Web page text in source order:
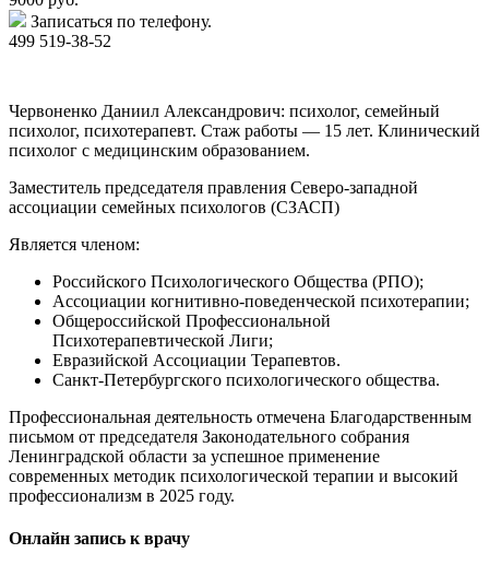
Записаться по телефону.
499 519-38-52
Червоненко Даниил Александрович: психолог, семейный
психолог, психотерапевт. Стаж работы — 15 лет. Клинический
психолог с медицинским образованием.
Заместитель председателя правления Северо-западной
ассоциации семейных психологов (СЗАСП)
Является членом:
Российского Психологического Общества (РПО);
Ассоциации когнитивно-поведенческой психотерапии;
Общероссийской Профессиональной
Психотерапевтической Лиги;
Евразийской Ассоциации Терапевтов.
Санкт-Петербургского психологического общества.
Профессиональная деятельность отмечена Благодарственным
письмом от председателя Законодательного собрания
Ленинградской области за успешное применение
современных методик психологической терапии и высокий
профессионализм в 2025 году.
Онлайн запись к врачу